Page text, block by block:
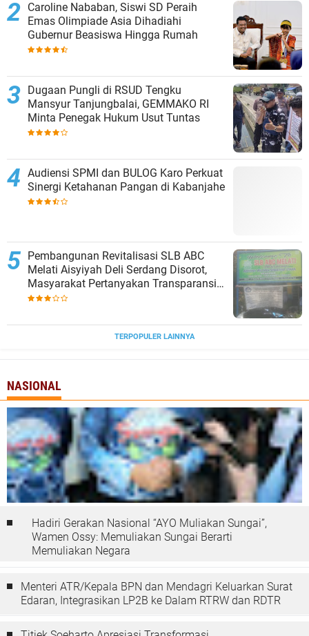
Caroline Nababan, Siswi SD Peraih
Emas Olimpiade Asia Dihadiahi
Gubernur Beasiswa Hingga Rumah
Dugaan Pungli di RSUD Tengku
Mansyur Tanjungbalai, GEMMAKO RI
Minta Penegak Hukum Usut Tuntas
Audiensi SPMI dan BULOG Karo Perkuat
Sinergi Ketahanan Pangan di Kabanjahe
‎Pembangunan Revitalisasi SLB ABC
Melati Aisyiyah Deli Serdang Disorot,
Masyarakat Pertanyakan Transparansi
dan Pagu Anggaran
TERPOPULER LAINNYA
NASIONAL
Hadiri Gerakan Nasional “AYO Muliakan Sungai”,
Wamen Ossy: Memuliakan Sungai Berarti
Memuliakan Negara
Menteri ATR/Kepala BPN dan Mendagri Keluarkan Surat
Edaran, Integrasikan LP2B ke Dalam RTRW dan RDTR